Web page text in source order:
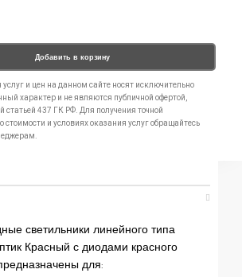
Добавить в корзину
услуг и цен на данном сайте носят исключительно
характер и не являются публичной офертой,
статьей 437 ГК РФ. Для получения точной
стоимости и условиях оказания услуг обращайтесь
светильники линейного типа
Красный с диодами красного
для: